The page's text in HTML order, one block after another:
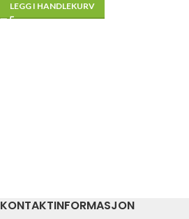
LEGG I HANDLEKURV
KONTAKTINFORMASJON